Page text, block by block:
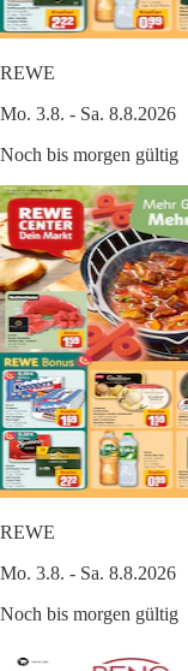
REWE
Mo. 3.8. - Sa. 8.8.2026
Noch bis morgen gültig
REWE
Mo. 3.8. - Sa. 8.8.2026
Noch bis morgen gültig